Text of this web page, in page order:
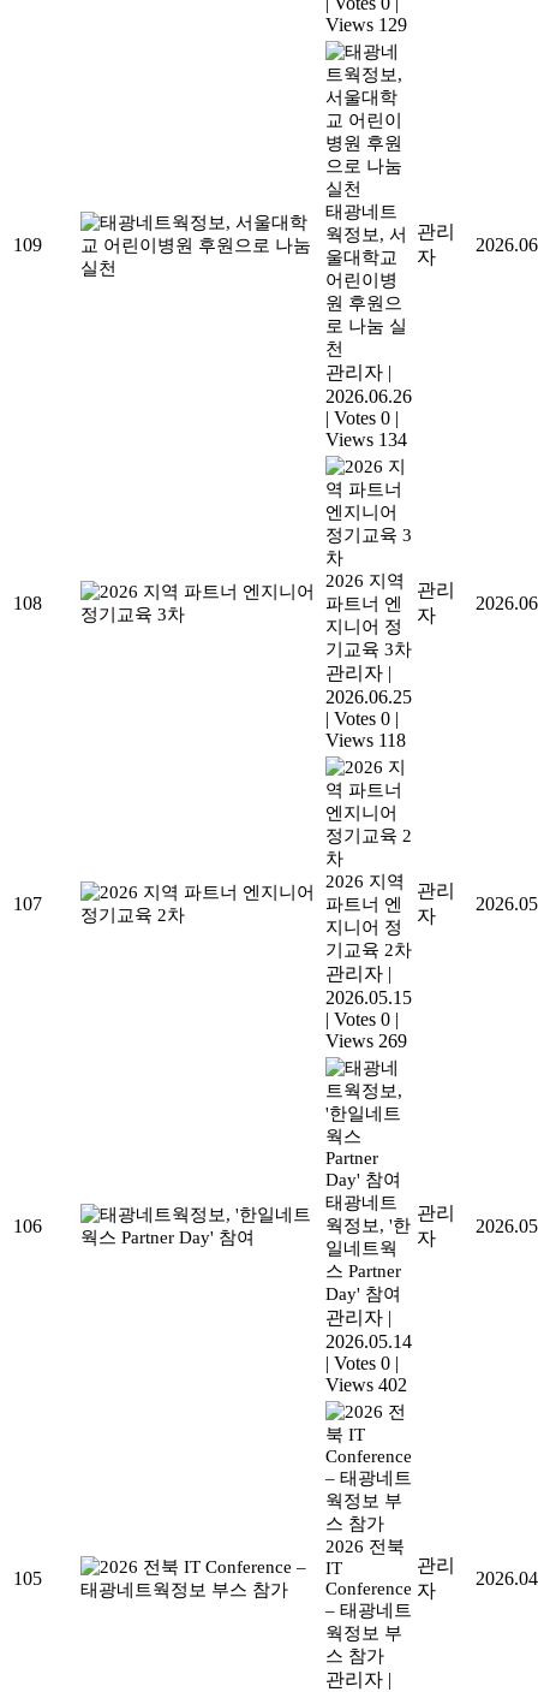
Views 129
109
태광네트
웍정보, 서
울대학교
어린이병
원 후원으
로 나눔 실
천
관리자 |
2026.06.26
| Votes 0 |
Views 134
관리
자
108
2026 지역
파트너 엔
지니어 정
기교육 3차
관리자 |
2026.06.25
| Votes 0 |
Views 118
관리
자
107
2026 지역
파트너 엔
지니어 정
기교육 2차
관리자 |
2026.05.15
| Votes 0 |
Views 269
관리
자
106
태광네트
웍정보, '한
일네트웍
스 Partner
Day' 참여
관리자 |
2026.05.14
| Votes 0 |
Views 402
관리
자
105
2026 전북
IT
Conference
– 태광네트
웍정보 부
스 참가
관리자 |
관리
자